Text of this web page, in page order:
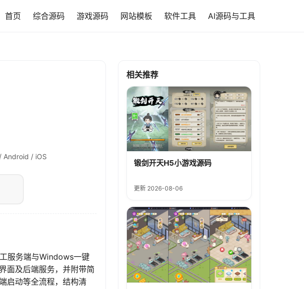
首页 综合源码 游戏源码 网站模板 软件工具 AI源码与工具
Android / iOS
服务端与Windows一键
面及后端服务，并附带简
启动等全流程，结构清
相关推荐
锻剑开天H5小游戏源码
更新 2026-08-06